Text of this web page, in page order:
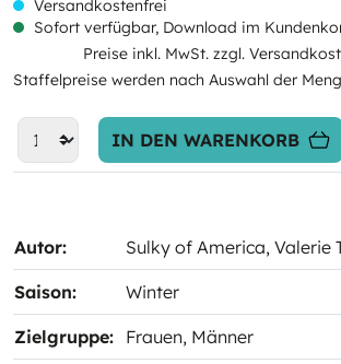
Versandkostenfrei
Sofort verfügbar, Download im
Preise inkl. MwSt. zzgl.
Staffelpreise werden nach Auswahl der
IN DEN WARENKORB
Autor: Sulky of America, Valerie
Saison: Winter
Zielgruppe: Frauen, Männer